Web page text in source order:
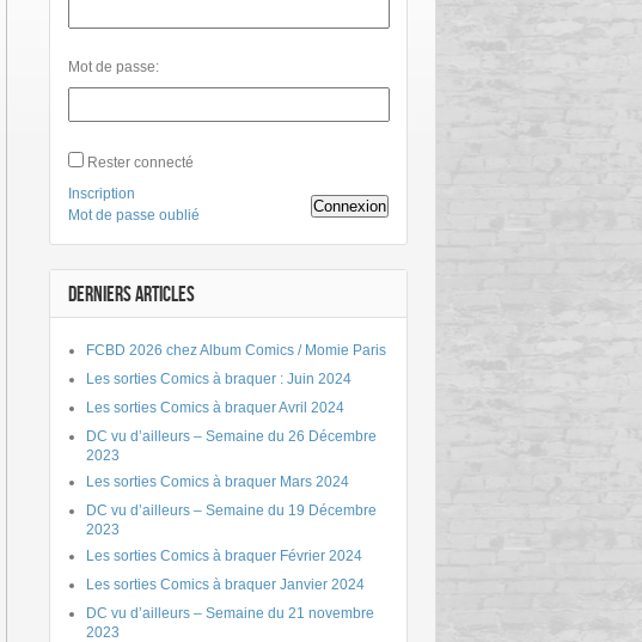
Mot de passe:
Rester connecté
Connexion
Inscription
Mot de passe oublié
DERNIERS ARTICLES
FCBD 2026 chez Album Comics / Momie Paris
Les sorties Comics à braquer : Juin 2024
Les sorties Comics à braquer Avril 2024
DC vu d’ailleurs – Semaine du 26 Décembre
2023
Les sorties Comics à braquer Mars 2024
DC vu d’ailleurs – Semaine du 19 Décembre
2023
Les sorties Comics à braquer Février 2024
Les sorties Comics à braquer Janvier 2024
DC vu d’ailleurs – Semaine du 21 novembre
2023